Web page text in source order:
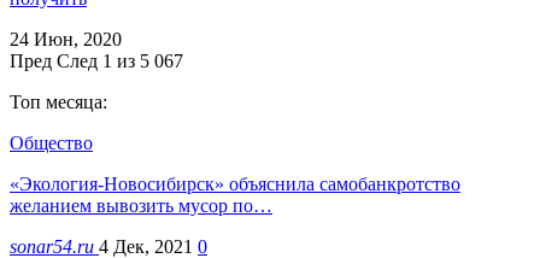
24 Июн, 2020
Пред След 1 из 5 067
Топ месяца:
Общество
«Экология-Новосибирск» объяснила самобанкротство
желанием вывозить мусор по…
sonar54.ru 4 Дек, 2021 0